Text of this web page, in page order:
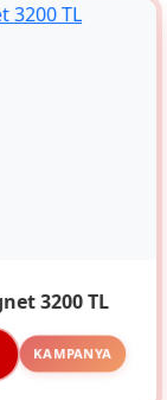
3200 TL
KAMPANYA